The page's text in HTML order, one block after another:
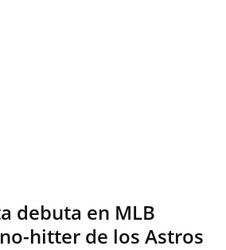
debuta en MLB
hitter de los Astros